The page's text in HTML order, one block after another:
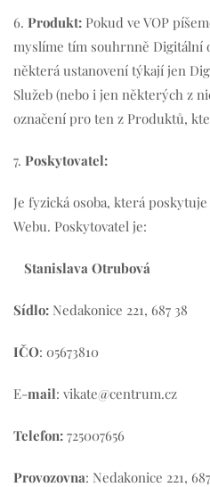
6. Produkt: Pokud ve VOP
myslíme tím souhrnně Digitální
některá ustanovení týkají jen
Služeb (nebo i jen některých z
označení pro ten z Produktů,
7. Poskytovatel:
Je fyzická osoba, která
Webu. Poskytovatel je:
Stanislava Otrubová
Sídlo: Nedakonice 221, 687 38
IČO: 05673810
E-mail: vikate@centrum.cz
Telefon: 725007656
Provozovna: Nedakonice 221,